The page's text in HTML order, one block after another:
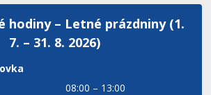
hodiny – Letné prázdniny (1.
7. – 31. 8. 2026)
08:00 – 13:00